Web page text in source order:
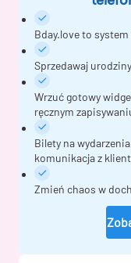
Bday.love to
Sprzedawaj
Wrzuć gotowy
ręcznym
Bilety na
komunikacja z
Zmień chaos w